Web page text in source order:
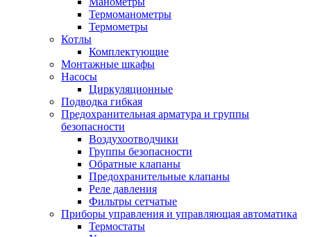
Термоманометры
Термометры
Котлы
Комплектующие
Монтажные шкафы
Насосы
Циркуляционные
Подводка гибкая
Предохранительная арматура и группы
безопасности
Воздухоотводчики
Группы безопасности
Обратные клапаны
Предохранительные клапаны
Реле давления
Фильтры сетчатые
Приборы управления и управляющая автоматика
Термостаты